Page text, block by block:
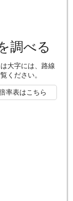
調べる
大字には、路線
ください。
率表はこちら